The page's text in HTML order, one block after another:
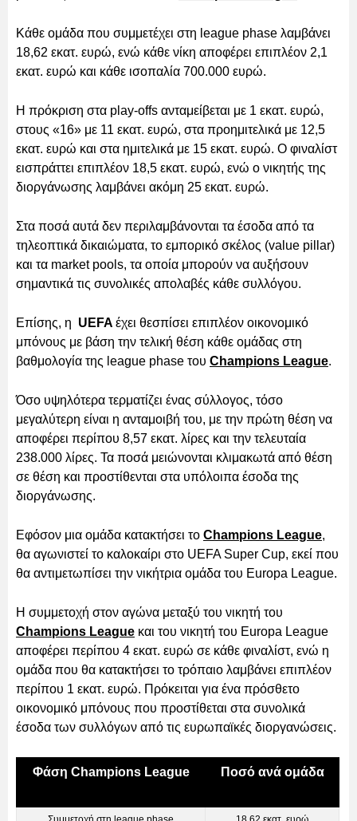
Κάθε ομάδα που συμμετέχει στη league phase λαμβάνει
18,62 εκατ. ευρώ, ενώ κάθε νίκη αποφέρει επιπλέον 2,1
εκατ. ευρώ και κάθε ισοπαλία 700.000 ευρώ.
Η πρόκριση στα play-offs ανταμείβεται με 1 εκατ. ευρώ,
στους «16» με 11 εκατ. ευρώ, στα προημιτελικά με 12,5
εκατ. ευρώ και στα ημιτελικά με 15 εκατ. ευρώ. Ο φιναλίστ
εισπράττει επιπλέον 18,5 εκατ. ευρώ, ενώ ο νικητής της
διοργάνωσης λαμβάνει ακόμη 25 εκατ. ευρώ.
Στα ποσά αυτά δεν περιλαμβάνονται τα έσοδα από τα
τηλεοπτικά δικαιώματα, το εμπορικό σκέλος (value pillar)
και τα market pools, τα οποία μπορούν να αυξήσουν
σημαντικά τις συνολικές απολαβές κάθε συλλόγου.
Επίσης, η UEFA έχει θεσπίσει επιπλέον οικονομικό
μπόνους με βάση την τελική θέση κάθε ομάδας στη
βαθμολογία της league phase του Champions League.
Όσο υψηλότερα τερματίζει ένας σύλλογος, τόσο
μεγαλύτερη είναι η ανταμοιβή του, με την πρώτη θέση να
αποφέρει περίπου 8,57 εκατ. λίρες και την τελευταία
238.000 λίρες. Τα ποσά μειώνονται κλιμακωτά από θέση
σε θέση και προστίθενται στα υπόλοιπα έσοδα της
διοργάνωσης.
Εφόσον μια ομάδα κατακτήσει το Champions League,
θα αγωνιστεί το καλοκαίρι στο UEFA Super Cup, εκεί που
θα αντιμετωπίσει την νικήτρια ομάδα του Europa League.
Η συμμετοχή στον αγώνα μεταξύ του νικητή του
Champions League και του νικητή του Europa League
αποφέρει περίπου 4 εκατ. ευρώ σε κάθε φιναλίστ, ενώ η
ομάδα που θα κατακτήσει το τρόπαιο λαμβάνει επιπλέον
περίπου 1 εκατ. ευρώ. Πρόκειται για ένα πρόσθετο
οικονομικό μπόνους που προστίθεται στα συνολικά
έσοδα των συλλόγων από τις ευρωπαϊκές διοργανώσεις.
Φάση Champions League Ποσό ανά ομάδα